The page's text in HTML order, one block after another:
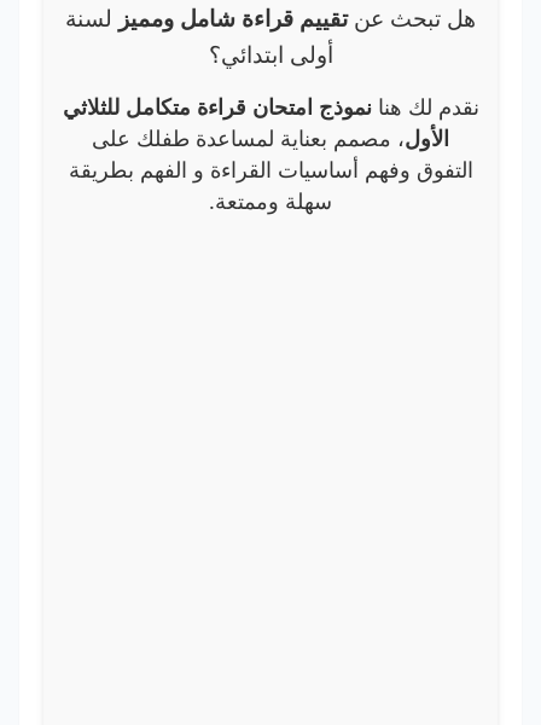
هل تبحث عنتقييم قراءة شامل ومميز لسنة
أولى ابتدائي؟
نقدم لك هنانموذج امتحان قراءة متكامل للثلاثي
الأول، مصمم بعناية لمساعدة طفلك على
التفوق وفهم أساسيات القراءة و الفهم بطريقة
سهلة وممتعة.